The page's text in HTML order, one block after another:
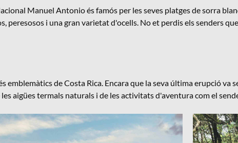
Manuel Antonio és famós per les seves platges de sorra
peresosos i una gran varietat d'ocells. No et perdis els senders
emblemàtics de Costa Rica. Encara que la seva última erupció va
aigües termals naturals i de les activitats d'aventura com el